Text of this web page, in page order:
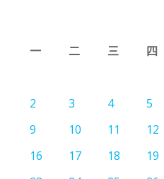
一
二 三 四
2
3 4 5
9
10 11 12
16
17 18 19